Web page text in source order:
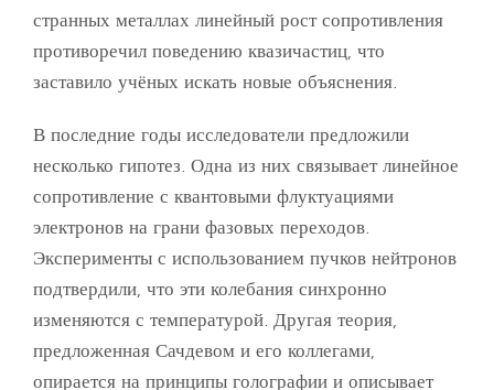
странных металлах линейный рост сопротивления
противоречил поведению квазичастиц, что
заставило учёных искать новые объяснения.
В последние годы исследователи предложили
несколько гипотез. Одна из них связывает линейное
сопротивление с квантовыми флуктуациями
электронов на грани фазовых переходов.
Эксперименты с использованием пучков нейтронов
подтвердили, что эти колебания синхронно
изменяются с температурой. Другая теория,
предложенная Сачдевом и его коллегами,
опирается на принципы голографии и описывает